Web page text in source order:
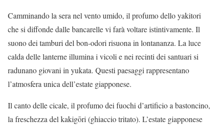
Camminando la sera nel vento umido, il profumo dello yakitori
che si diffonde dalle bancarelle vi farà voltare istintivamente. Il
suono dei tamburi del bon-odori risuona in lontananza. La luce
calda delle lanterne illumina i vicoli e nei recinti dei santuari si
radunano giovani in yukata. Questi paesaggi rappresentano
l’atmosfera unica dell’estate giapponese.
Il canto delle cicale, il profumo dei fuochi d’artificio a bastoncino,
la freschezza del kakigōri (ghiaccio tritato). L’estate giapponese